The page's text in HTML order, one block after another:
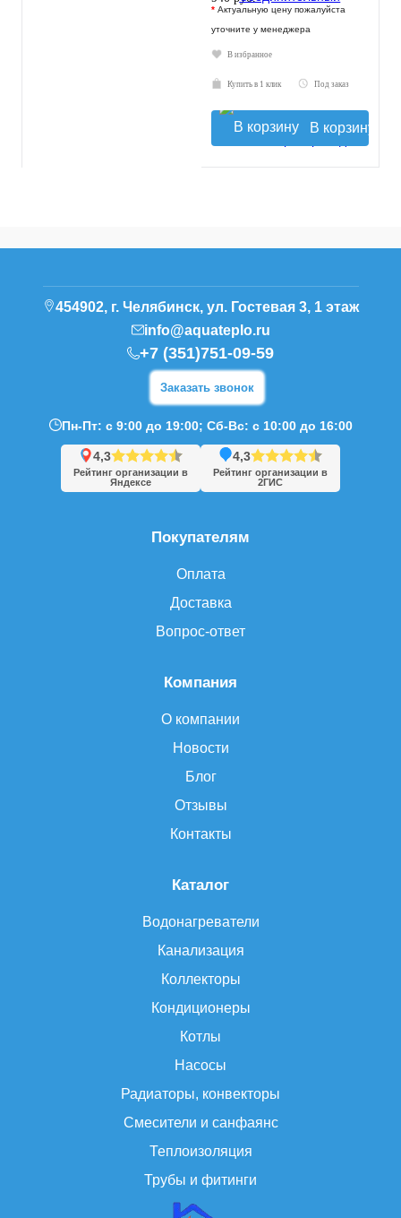
* Актуальную цену пожалуйста
уточните у менеджера
В избранное
Купить в 1 клик Под заказ
В корзину
Каталог
Водонагреватели
Канализация
Коллекторы
Кондиционеры
Котлы
Насосы
Радиаторы, конвекторы
Смесители и санфаянс
Теплоизоляция
Трубы и фитинги
Компания
О компании
Новости
Блог
Отзывы
Контакты
Покупателям
Оплата
Доставка
Вопрос-ответ
454902, г. Челябинск, ул. Гостевая 3, 1 этаж
info@aquateplo.ru
+7 (351)751-09-59
Заказать звонок
Пн-Пт: с 9:00 до 19:00; Сб-Вс: с 10:00 до 16:00
4,3
Рейтинг организации в
Яндексе
4,3
Рейтинг организации в
2ГИС